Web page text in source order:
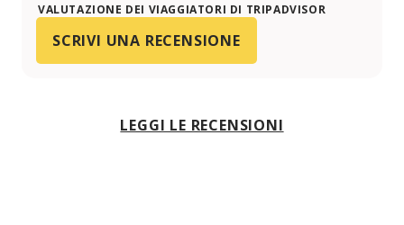
VALUTAZIONE DEI VIAGGIATORI DI TRIPADVISOR
SCRIVI UNA RECENSIONE
LEGGI LE RECENSIONI